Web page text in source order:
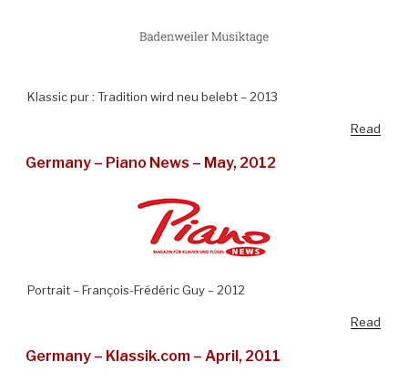
Klassic pur : Tradition wird neu belebt – 2013
Read
Germany – Piano News – May, 2012
Portrait – François-Frédéric Guy – 2012
Read
Germany – Klassik.com – April, 2011